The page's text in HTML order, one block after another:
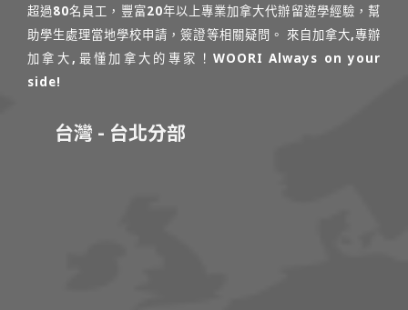
超過80名員工，豐富20年以上專業加拿大代辦留遊學經驗，幫
助學生處理當地學校申請，簽證等相關疑問。 來自加拿大,專辦
加拿大,最懂加拿大的專家！WOORI Always on your
side!
台灣 - 台北分部